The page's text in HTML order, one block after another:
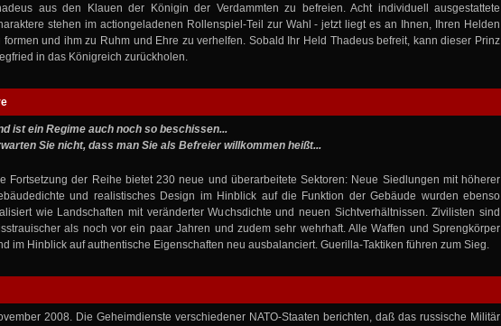
aus den Klauen der Königin der Verdammten zu befreien. Acht individuell ausgestattete
stehen im actiongeladenen Rollenspiel-Teil zur Wahl - jetzt liegt es an Ihnen, Ihren Helden
formen und ihm zu Ruhm und Ehre zu verhelfen. Sobald Ihr Held Thadeus befreit, kann dieser Prinz
in das Königreich zurückholen.
ist ein Regime auch noch so beschissen...
Sie nicht, dass man Sie als Befreier willkommen heißt...
Fortsetzung der Reihe bietet 230 neue und überarbeitete Sektoren: Neue Siedlungen mit höherer
und realistisches Design im Hinblick auf die Funktion der Gebäude wurden ebenso
wie Landschaften mit veränderter Wuchsdichte und neuen Sichtverhältnissen. Zivilisten sind
als noch vor ein paar Jahren und zudem sehr wehrhaft. Alle Waffen und Sprengkörper
im Hinblick auf authentische Eigenschaften neu ausbalanciert. Guerilla-Taktiken führen zum Sieg.
2008. Die Geheimdienste verschiedener NATO-Staaten berichten, daß das russische Militär